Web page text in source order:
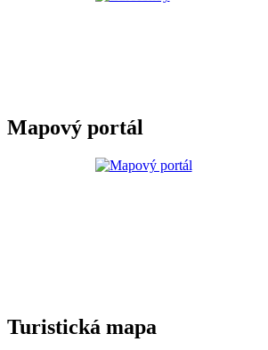
Mapový portál
Turistická mapa